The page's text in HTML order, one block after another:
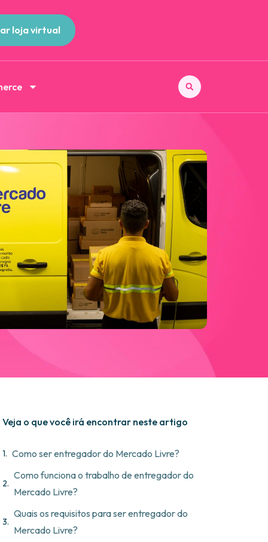
loja virtual
Veja o que você irá encontrar neste artigo
Como ser entregador do Mercado Livre?
Como funciona o trabalho de entregador do
Mercado Livre?
Quais os requisitos para ser entregador do
Mercado Livre?